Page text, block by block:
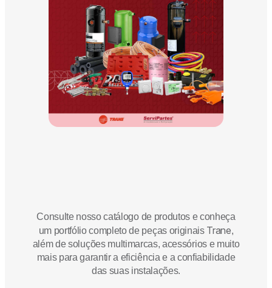
Consulte nosso catálogo de produtos e conheça
um portfólio completo de peças originais Trane,
além de soluções multimarcas, acessórios e muito
mais para garantir a eficiência e a confiabilidade
das suas instalações.